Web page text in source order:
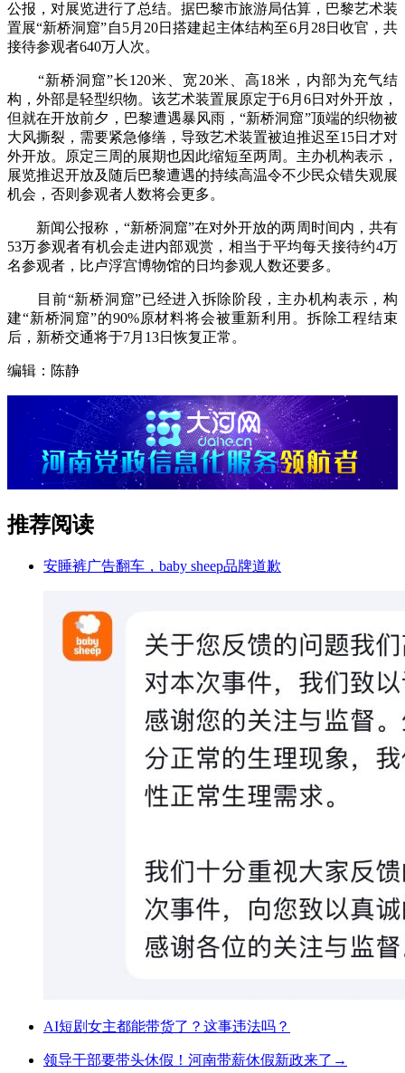
公报，对展览进行了总结。据巴黎市旅游局估算，巴黎艺术装
置展“新桥洞窟”自5月20日搭建起主体结构至6月28日收官，共
接待参观者640万人次。
“新桥洞窟”长120米、宽20米、高18米，内部为充气结
构，外部是轻型织物。该艺术装置展原定于6月6日对外开放，
但就在开放前夕，巴黎遭遇暴风雨，“新桥洞窟”顶端的织物被
大风撕裂，需要紧急修缮，导致艺术装置被迫推迟至15日才对
外开放。原定三周的展期也因此缩短至两周。主办机构表示，
展览推迟开放及随后巴黎遭遇的持续高温令不少民众错失观展
机会，否则参观者人数将会更多。
新闻公报称，“新桥洞窟”在对外开放的两周时间内，共有
53万参观者有机会走进内部观赏，相当于平均每天接待约4万
名参观者，比卢浮宫博物馆的日均参观人数还要多。
目前“新桥洞窟”已经进入拆除阶段，主办机构表示，构
建“新桥洞窟”的90%原材料将会被重新利用。拆除工程结束
后，新桥交通将于7月13日恢复正常。
编辑：陈静
推荐阅读
安睡裤广告翻车，baby sheep品牌道歉
AI短剧女主都能带货了？这事违法吗？
领导干部要带头休假！河南带薪休假新政来了→